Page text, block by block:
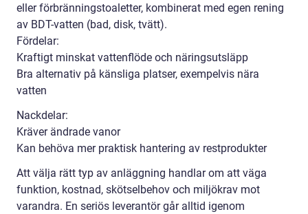
eller förbränningstoaletter, kombinerat med egen rening
av BDT-vatten (bad, disk, tvätt).
Fördelar:
Kraftigt minskat vattenflöde och näringsutsläpp
Bra alternativ på känsliga platser, exempelvis nära
vatten
Nackdelar:
Kräver ändrade vanor
Kan behöva mer praktisk hantering av restprodukter
Att välja rätt typ av anläggning handlar om att väga
funktion, kostnad, skötselbehov och miljökrav mot
varandra. En seriös leverantör går alltid igenom